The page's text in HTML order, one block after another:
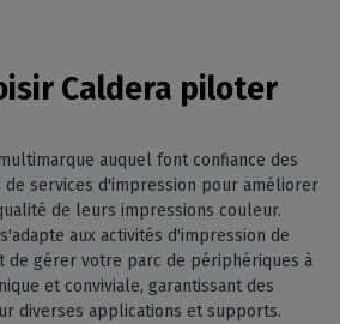
Caldera piloter
auquel font confiance des
services d'impression pour améliorer
de leurs impressions couleur.
aux activités d'impression de
gérer votre parc de périphériques à
et conviviale, garantissant des
diverses applications et supports.